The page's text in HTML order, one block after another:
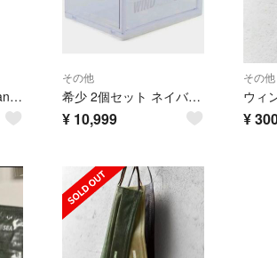
☆WIND AND SEA Handy Fan
その他
希少 2個セット ネイバーフッド ウィンダンシー ストレージ ケース コンテナ
¥ 10,999
その他
ウィ
¥